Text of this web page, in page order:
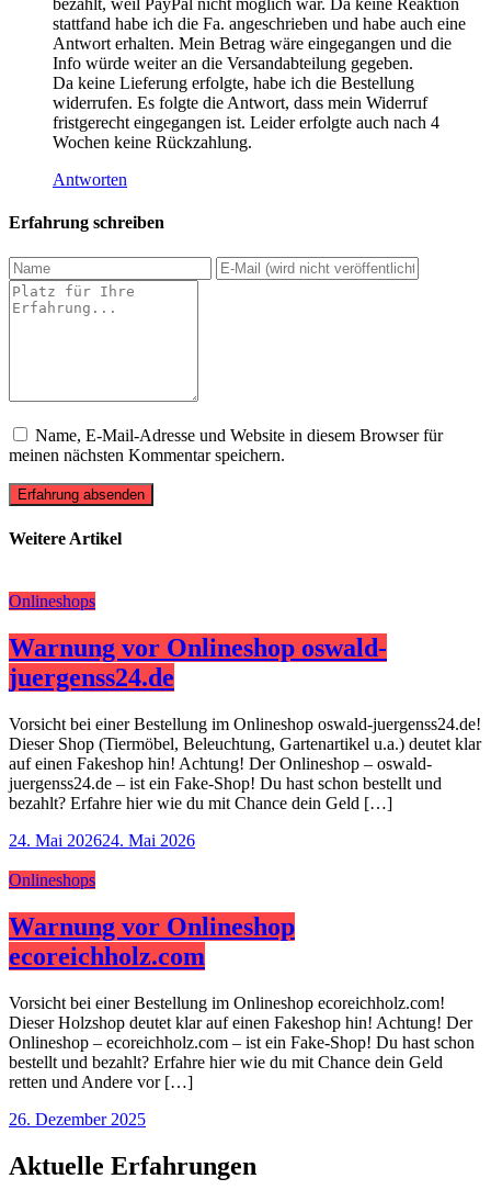
bezahlt, weil PayPal nicht möglich war. Da keine Reaktion
stattfand habe ich die Fa. angeschrieben und habe auch eine
Antwort erhalten. Mein Betrag wäre eingegangen und die
Info würde weiter an die Versandabteilung gegeben.
Da keine Lieferung erfolgte, habe ich die Bestellung
widerrufen. Es folgte die Antwort, dass mein Widerruf
fristgerecht eingegangen ist. Leider erfolgte auch nach 4
Wochen keine Rückzahlung.
Antworten
Erfahrung schreiben
Name, E-Mail-Adresse und Website in diesem Browser für
meinen nächsten Kommentar speichern.
Erfahrung absenden
Weitere Artikel
Onlineshops
Warnung vor Onlineshop oswald-
juergenss24.de
Vorsicht bei einer Bestellung im Onlineshop oswald-juergenss24.de!
Dieser Shop (Tiermöbel, Beleuchtung, Gartenartikel u.a.) deutet klar
auf einen Fakeshop hin! Achtung! Der Onlineshop – oswald-
juergenss24.de – ist ein Fake-Shop! Du hast schon bestellt und
bezahlt? Erfahre hier wie du mit Chance dein Geld […]
24. Mai 202624. Mai 2026
Onlineshops
Warnung vor Onlineshop
ecoreichholz.com
Vorsicht bei einer Bestellung im Onlineshop ecoreichholz.com!
Dieser Holzshop deutet klar auf einen Fakeshop hin! Achtung! Der
Onlineshop – ecoreichholz.com – ist ein Fake-Shop! Du hast schon
bestellt und bezahlt? Erfahre hier wie du mit Chance dein Geld
retten und Andere vor […]
26. Dezember 2025
Aktuelle Erfahrungen